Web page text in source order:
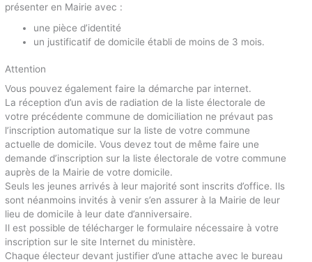
présenter en Mairie avec :
une pièce d’identité
un justificatif de domicile établi de moins de 3 mois.
Attention
Vous pouvez également faire la démarche par internet.
La réception d’un avis de radiation de la liste électorale de
votre précédente commune de domiciliation ne prévaut pas
l’inscription automatique sur la liste de votre commune
actuelle de domicile. Vous devez tout de même faire une
demande d’inscription sur la liste électorale de votre commune
auprès de la Mairie de votre domicile.
Seuls les jeunes arrivés à leur majorité sont inscrits d’office. Ils
sont néanmoins invités à venir s’en assurer à la Mairie de leur
lieu de domicile à leur date d’anniversaire.
Il est possible de télécharger le formulaire nécessaire à votre
inscription sur le site Internet du ministère.
Chaque électeur devant justifier d’une attache avec le bureau